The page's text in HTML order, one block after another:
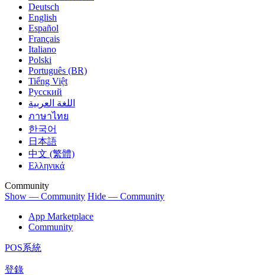
Deutsch
English
Español
Français
Italiano
Polski
Português (BR)
Tiếng Việt
Русский
اللغة العربية
ภาษาไทย
한국어
日本語
中文 (繁體)
Ελληνικά
Community
Show — Community Hide — Community
App Marketplace
Community
POS系統
登錄